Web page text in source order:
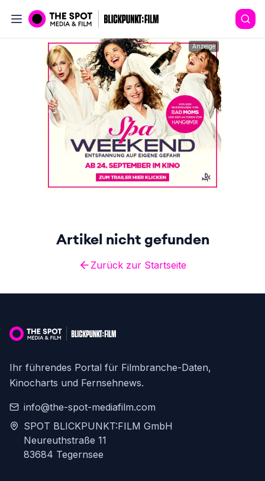
Anzeige
Artikel nicht gefunden
Zurück zur Startseite
Ihr führendes Portal für Filmbranche-Daten,
Kinocharts und Fernsehnews.
info@the-spot-mediafilm.com
SPOT BLICKPUNKT:FILM GmbH
Neureuthstraße 11
83684 Tegernsee